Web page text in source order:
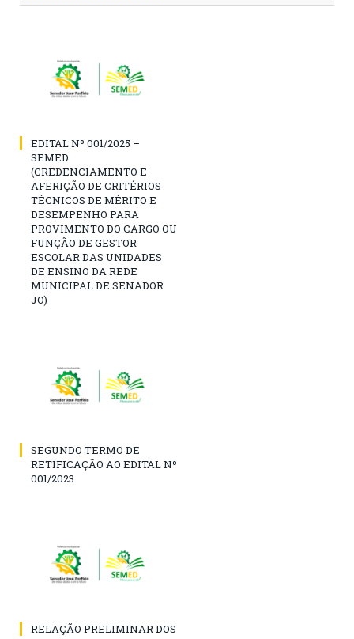
EDITAL Nº 001/2025 –
SEMED
(CREDENCIAMENTO E
AFERIÇÃO DE CRITÉRIOS
TÉCNICOS DE MÉRITO E
DESEMPENHO PARA
PROVIMENTO DO CARGO OU
FUNÇÃO DE GESTOR
ESCOLAR DAS UNIDADES
DE ENSINO DA REDE
MUNICIPAL DE SENADOR
JO)
SEGUNDO TERMO DE
RETIFICAÇÃO AO EDITAL Nº
001/2023
RELAÇÃO PRELIMINAR DOS